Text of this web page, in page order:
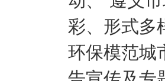
彩、形式多
环保模范城